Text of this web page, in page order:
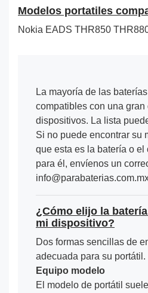
Modelos portatiles
Nokia EADS THR850
La mayoría de las
compatibles con una gran
dispositivos. La lista
Si no puede encontrar su
que esta es la batería o
para él, envíenos un
¿Cómo elijo la
mi dispositivo?
Dos formas sencillas de
adecuada para su portátil.
Equipo modelo
El modelo de portátil